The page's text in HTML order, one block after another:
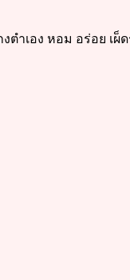
ำเอง หอม อร่อย เผ็